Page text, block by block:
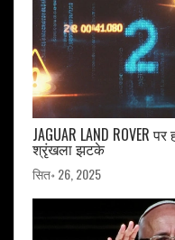
JAGUAR LAND ROVER
श्रृंखला झटके
सित॰ 26, 2025